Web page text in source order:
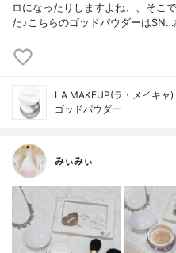
ロになったりしますよね、、そこ
た♪こちらのゴッドパウダーはSN…
LA MAKEUP(ラ・メイキャ)
ゴッドパウダー
みぃみぃ